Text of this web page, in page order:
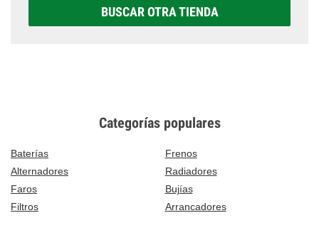
BUSCAR OTRA TIENDA
Categorías populares
Baterías
Frenos
Alternadores
Radiadores
Faros
Bujías
Filtros
Arrancadores